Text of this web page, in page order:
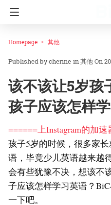
Homepage 其他
cherine in其他On
该不该让5岁孩
孩子应该怎样
======上Instagram的加
孩子5岁的时候，很多家
语，毕竟少儿英语越来越
会有些犹豫不决，想该不
子应该怎样学习英语？
一下吧。